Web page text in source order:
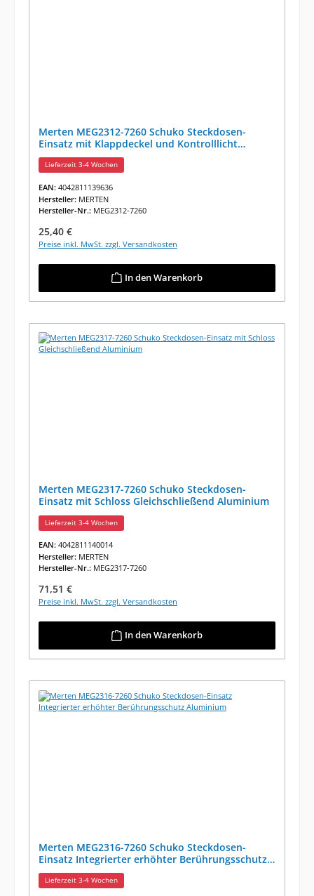
Merten MEG2312-7260 Schuko Steckdosen-
Einsatz mit Klappdeckel und Kontrolllicht
Aluminium
Lieferzeit 3-4 Wochen
EAN: 4042811139636
Hersteller: MERTEN
Hersteller-Nr.: MEG2312-7260
Regulärer Preis:
25,40 €
Preise inkl. MwSt. zzgl. Versandkosten
In den Warenkorb
Merten MEG2317-7260 Schuko Steckdosen-
Einsatz mit Schloss Gleichschließend Aluminium
Lieferzeit 3-4 Wochen
EAN: 4042811140014
Hersteller: MERTEN
Hersteller-Nr.: MEG2317-7260
Regulärer Preis:
71,51 €
Preise inkl. MwSt. zzgl. Versandkosten
In den Warenkorb
Merten MEG2316-7260 Schuko Steckdosen-
Einsatz Integrierter erhöhter Berührungsschutz
Aluminium
Lieferzeit 3-4 Wochen